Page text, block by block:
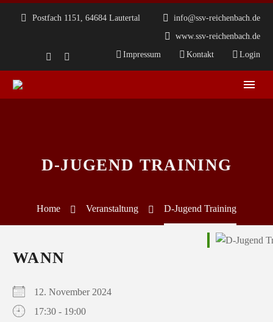
Postfach 1151, 64684 Lautertal
info@ssv-reichenbach.de
www.ssv-reichenbach.de
Impressum
Kontakt Login
D-JUGEND TRAINING
Home Veranstaltung D-Jugend Training
WANN
12. November 2024
17:30 - 19:00